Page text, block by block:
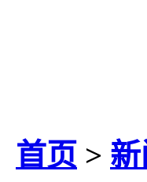
首页 >